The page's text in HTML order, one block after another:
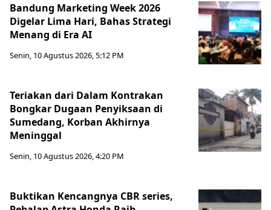
Bandung Marketing Week 2026
Digelar Lima Hari, Bahas Strategi
Menang di Era AI
Senin, 10 Agustus 2026, 5:12 PM
Teriakan dari Dalam Kontrakan
Bongkar Dugaan Penyiksaan di
Sumedang, Korban Akhirnya
Meninggal
Senin, 10 Agustus 2026, 4:20 PM
Buktikan Kencangnya CBR series,